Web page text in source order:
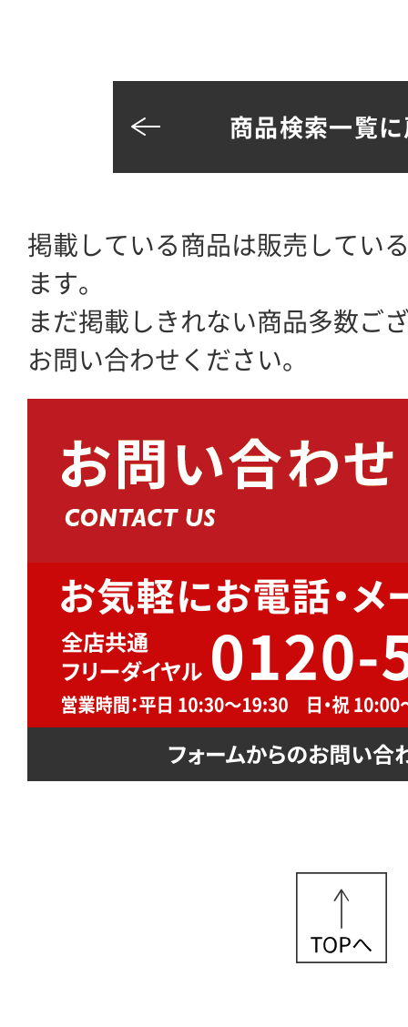
商品検索一覧
掲載している商品は販売してい
ます。
まだ掲載しきれない商品多数ご
お問い合わせください。